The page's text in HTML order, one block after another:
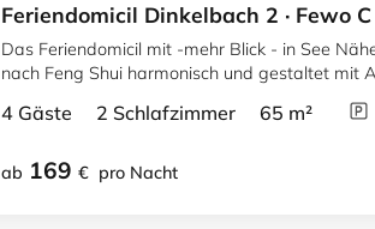
Feriendomicil Dinkelbach 2 · Fewo C
Das Feriendomicil mit -mehr Blick - in See
nach Feng Shui harmonisch und gestaltet mit Alpenblick und
4 Gäste 2 Schlafzimmer 65 m²
ab 169 € pro Nacht